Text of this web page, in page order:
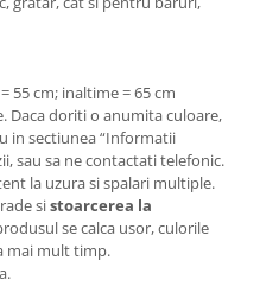
55 cm; inaltime = 65 cm
Daca doriti o anumita culoare,
in sectiunea “Informatii
sau sa ne contactati telefonic.
la uzura si spalari multiple.
sistoarcerea la
se calca usor, culorile
mai mult timp.